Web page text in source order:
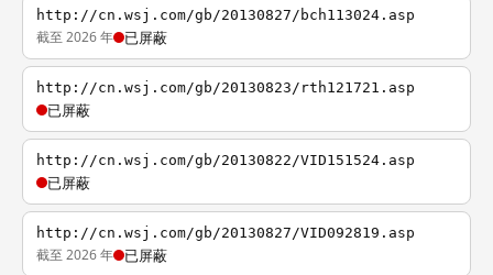
http://cn.wsj.com/gb/20130827/bch113024.asp
截至 2026 年 已屏蔽
http://cn.wsj.com/gb/20130823/rth121721.asp
已屏蔽
http://cn.wsj.com/gb/20130822/VID151524.asp
已屏蔽
http://cn.wsj.com/gb/20130827/VID092819.asp
截至 2026 年 已屏蔽